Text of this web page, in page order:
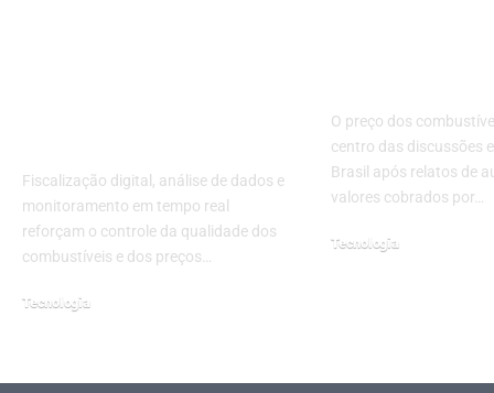
Fiscalização digital, análise de dados e
monitoramento em tempo real
reforçam o controle da qualidade dos
combustíveis e dos preços…
Tecnologia
O preço dos
centro das discussões
Brasil após relatos de
valores cobrados por…
Tecnologia